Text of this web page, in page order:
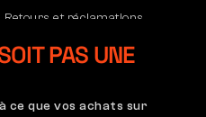
Retours et réclamations
Transport et paiement
PAS UNE
ce que vos achats sur